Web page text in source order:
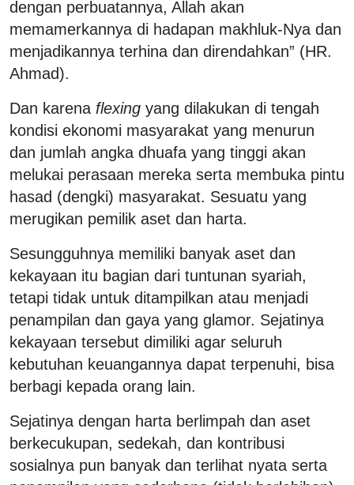
dengan perbuatannya, Allah akan
memamerkannya di hadapan makhluk-Nya dan
menjadikannya terhina dan direndahkan” (HR.
Ahmad).
Dan karena flexing yang dilakukan di tengah
kondisi ekonomi masyarakat yang menurun
dan jumlah angka dhuafa yang tinggi akan
melukai perasaan mereka serta membuka pintu
hasad (dengki) masyarakat. Sesuatu yang
merugikan pemilik aset dan harta.
Sesungguhnya memiliki banyak aset dan
kekayaan itu bagian dari tuntunan syariah,
tetapi tidak untuk ditampilkan atau menjadi
penampilan dan gaya yang glamor. Sejatinya
kekayaan tersebut dimiliki agar seluruh
kebutuhan keuangannya dapat terpenuhi, bisa
berbagi kepada orang lain.
Sejatinya dengan harta berlimpah dan aset
berkecukupan, sedekah, dan kontribusi
sosialnya pun banyak dan terlihat nyata serta